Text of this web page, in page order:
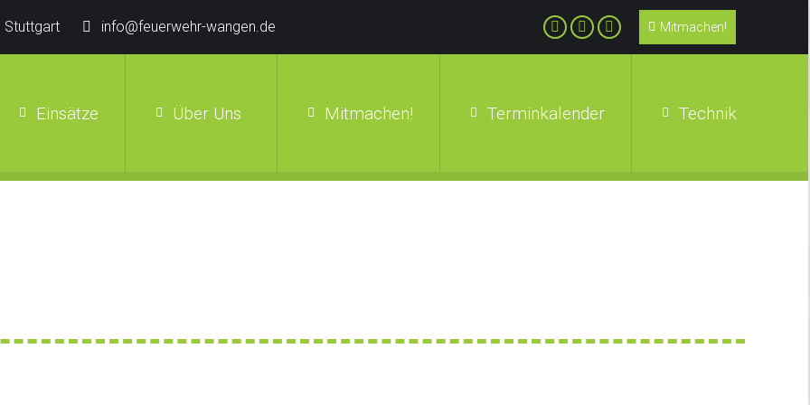
Stuttgart info@feuerwehr-wangen.de Mitmachen!
Einsätze Über Uns Mitmachen! Terminkalender Technik